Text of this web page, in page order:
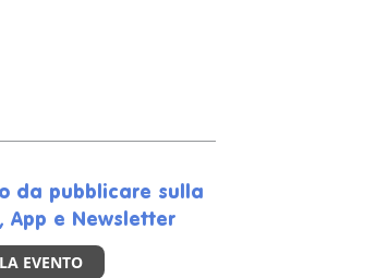
da pubblicare sulla
App e Newsletter
EVENTO